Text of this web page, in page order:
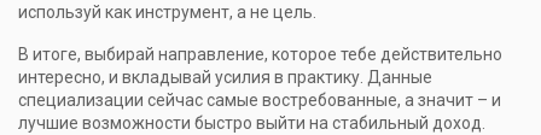
используй как инструмент, а не цель.
В итоге, выбирай направление, которое тебе действительно
интересно, и вкладывай усилия в практику. Данные
специализации сейчас самые востребованные, а значит – и
лучшие возможности быстро выйти на стабильный доход.